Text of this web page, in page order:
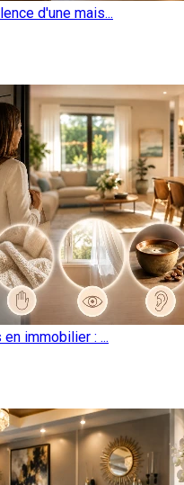
d'une mais...
immobilier : ...